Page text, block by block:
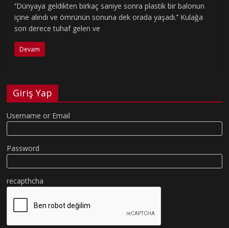
‘’Dünyaya geldikten birkaç saniye sonra plastik bir balonun
içine alındı ve ömrünün sonuna dek orada yaşadı.’’ Kulağa
son derece tuhaf gelen ve
Devam
Giriş Yap
Username or Email
Password
recapthcha